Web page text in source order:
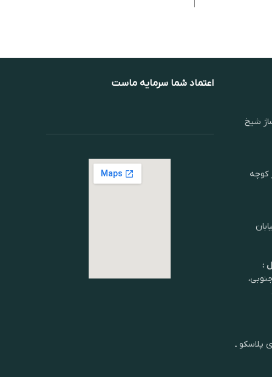
شیخ
کوچه
:
جنوبی،
پلاسکو ـ
اعتماد شما سرمایه ماست